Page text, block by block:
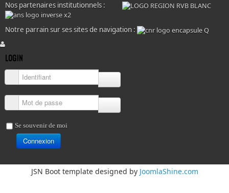
Nos partenaires institutionnels :
Notre parrain sur ses sites de navigation :
LOGIN
Identifiant
Mot de passe
Se souvenir de moi
Connexion
JSN Boot template designed by JoomlaShine.com